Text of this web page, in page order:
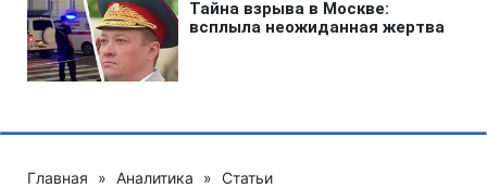
Главная » Аналитика » Статьи